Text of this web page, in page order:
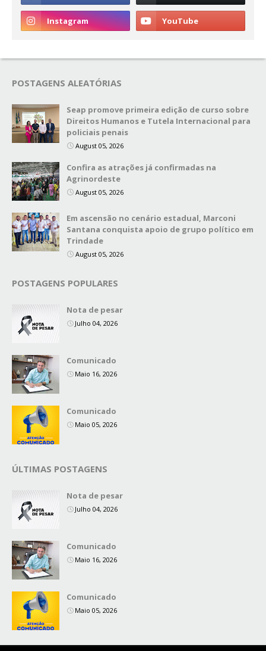
POSTAGENS ALEATÓRIAS
Seap promove primeira edição de curso sobre
Direitos Humanos e Tutela Internacional para
policiais penais
August 05, 2026
Confira as atrações já confirmadas na
Agrinordeste
August 05, 2026
Em ascensão no cenário estadual, Marconi
Santana conquista apoio de grupo político em
Trindade
August 05, 2026
POSTAGENS POPULARES
Nota de pesar
Julho 04, 2026
Comunicado
Maio 16, 2026
Comunicado
Maio 05, 2026
ÚLTIMAS POSTAGENS
Nota de pesar
Julho 04, 2026
Comunicado
Maio 16, 2026
Comunicado
Maio 05, 2026